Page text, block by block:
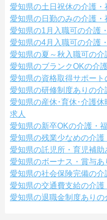
愛知県の土日祝休の介護・
愛知県の日勤のみの介護・
愛知県の1月入職可の介護
愛知県の4月入職可の介護
愛知県の夏～秋入職可の介
愛知県のブランクOKの介
愛知県の資格取得サポート
愛知県の研修制度ありの介
愛知県の産休･育休･介護
求人
愛知県の新卒OKの介護・
愛知県の残業少なめの介護
愛知県の託児所・育児補助
愛知県のボーナス・賞与あ
愛知県の社会保険完備の介
愛知県の交通費支給の介護
愛知県の退職金制度ありの